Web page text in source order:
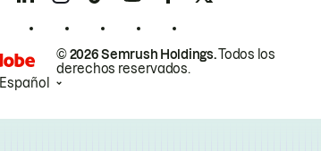
© 2026 Semrush Holdings.Todos los
derechos reservados.
Español